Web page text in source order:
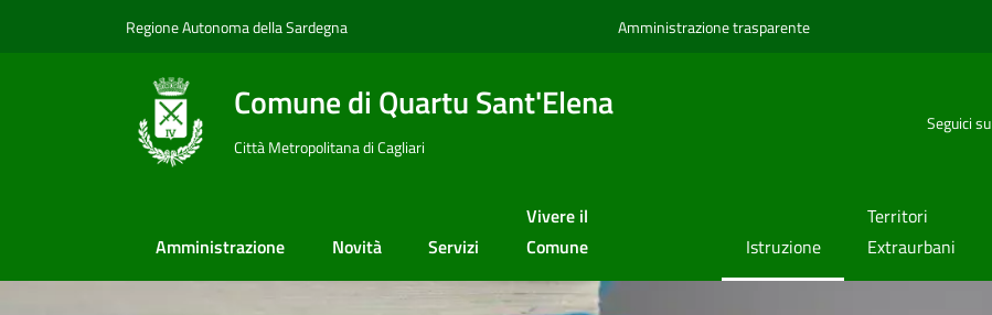
Regione Autonoma della Sardegna Amministrazione trasparente
Comune di Quartu Sant'Elena
Città Metropolitana di Cagliari
Seguici su
Amministrazione Novità Servizi
Vivere il
Comune
Istruzione
Territori
Extraurbani